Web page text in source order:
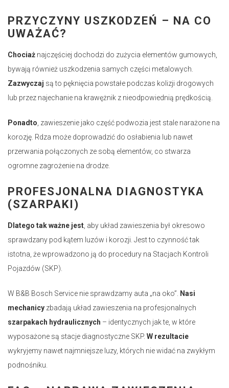
PRZYCZYNY USZKODZEŃ – NA CO
UWAŻAĆ?
Chociaż najczęściej dochodzi do zużycia elementów gumowych,
bywają również uszkodzenia samych części metalowych.
Zazwyczaj są to pęknięcia powstałe podczas kolizji drogowych
lub przez najechanie na krawężnik z nieodpowiednią prędkością.
Ponadto , zawieszenie jako część podwozia jest stale narażone na
korozję. Rdza może doprowadzić do osłabienia lub nawet
przerwania połączonych ze sobą elementów, co stwarza
ogromne zagrożenie na drodze.
PROFESJONALNA DIAGNOSTYKA
(SZARPAKI)
Dlatego tak ważne jest , aby układ zawieszenia był okresowo
sprawdzany pod kątem luzów i korozji. Jest to czynność tak
istotna, że wprowadzono ją do procedury na Stacjach Kontroli
Pojazdów (SKP).
W B&B Bosch Service nie sprawdzamy auta „na oko”.
Nasi
mechanicy zbadają układ zawieszenia na profesjonalnych
szarpakach hydraulicznych – identycznych jak te, w które
wyposażone są stacje diagnostyczne SKP. W rezultacie
wykryjemy nawet najmniejsze luzy, których nie widać na zwykłym
podnośniku.